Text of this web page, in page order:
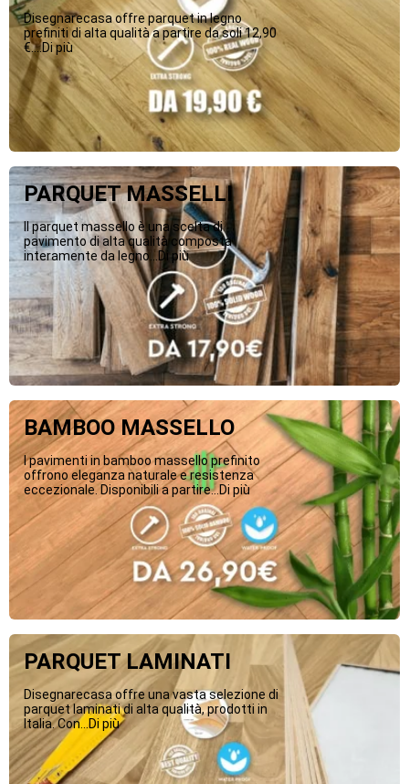
Disegnarecasa offre parquet in legno
prefiniti di alta qualità a partire da soli 12,90
€....Di più
PARQUET MASSELLI
Il parquet massello è una scelta di
pavimento di alta qualità composta
interamente da legno...Di più
BAMBOO MASSELLO
I pavimenti in bamboo massello prefinito
offrono eleganza naturale e resistenza
eccezionale. Disponibili a partire...Di più
PARQUET LAMINATI
Disegnarecasa offre una vasta selezione di
parquet laminati di alta qualità, prodotti in
Italia. Con...Di più